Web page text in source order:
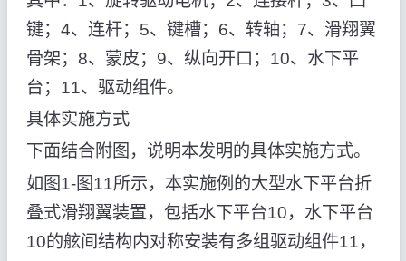
键；4、连杆；5、键槽；6、转轴；7、滑翔翼
骨架；8、蒙皮；9、纵向开口；10、水下平
台；11、驱动组件。
具体实施方式
下面结合附图，说明本发明的具体实施方式。
如图1-图11所示，本实施例的大型水下平台折
叠式滑翔翼装置，包括水下平台10，水下平台
10的舷间结构内对称安装有多组驱动组件11，